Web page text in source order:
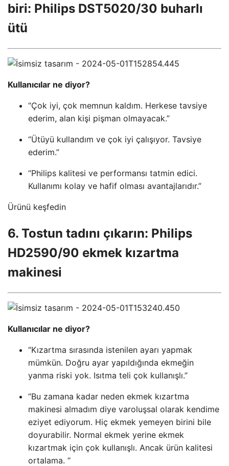
biri: Philips DST5020/30 buharlı
ütü
Kullanıcılar ne diyor?
“Çok iyi, çok memnun kaldım. Herkese tavsiye
ederim, alan kişi pişman olmayacak.”
“Ütüyü kullandım ve çok iyi çalışıyor. Tavsiye
ederim.”
“Philips kalitesi ve performansı tatmin edici.
Kullanımı kolay ve hafif olması avantajlarıdır.”
Ürünü keşfedin
6. Tostun tadını çıkarın: Philips
HD2590/90 ekmek kızartma
makinesi
Kullanıcılar ne diyor?
“Kızartma sırasında istenilen ayarı yapmak
mümkün. Doğru ayar yapıldığında ekmeğin
yanma riski yok. Isıtma teli çok kullanışlı.”
“Bu zamana kadar neden ekmek kızartma
makinesi almadım diye varoluşsal olarak kendime
eziyet ediyorum. Hiç ekmek yemeyen birini bile
doyurabilir. Normal ekmek yerine ekmek
kızartmak için çok kullanışlı. Ancak ürün kalitesi
ortalama. “